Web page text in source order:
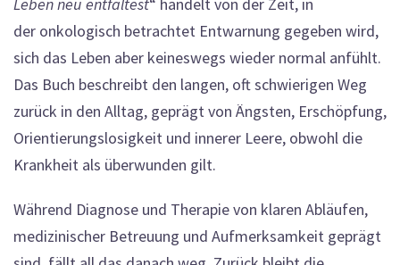
Leben neu entfaltest“ handelt von der Zeit, in
der onkologisch betrachtet Entwarnung gegeben wird,
sich das Leben aber keineswegs wieder normal anfühlt.
Das Buch beschreibt den langen, oft schwierigen Weg
zurück in den Alltag, geprägt von Ängsten, Erschöpfung,
Orientierungslosigkeit und innerer Leere, obwohl die
Krankheit als überwunden gilt.
Während Diagnose und Therapie von klaren Abläufen,
medizinischer Betreuung und Aufmerksamkeit geprägt